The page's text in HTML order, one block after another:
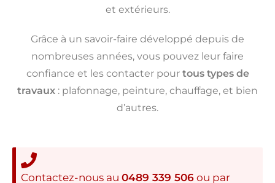
et extérieurs.
Grâce à un savoir-faire développé depuis de
nombreuses années, vous pouvez leur faire
confiance et les contacter pour tous types de
travaux : plafonnage, peinture, chauffage, et bien
d’autres.
Contactez-nous au0489 339 506 ou par